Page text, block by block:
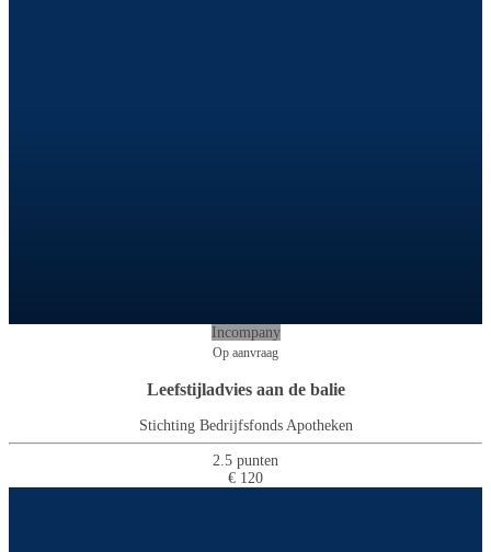
Incompany
Op aanvraag
Leefstijladvies aan de balie
Stichting Bedrijfsfonds Apotheken
2.5 punten
€ 120